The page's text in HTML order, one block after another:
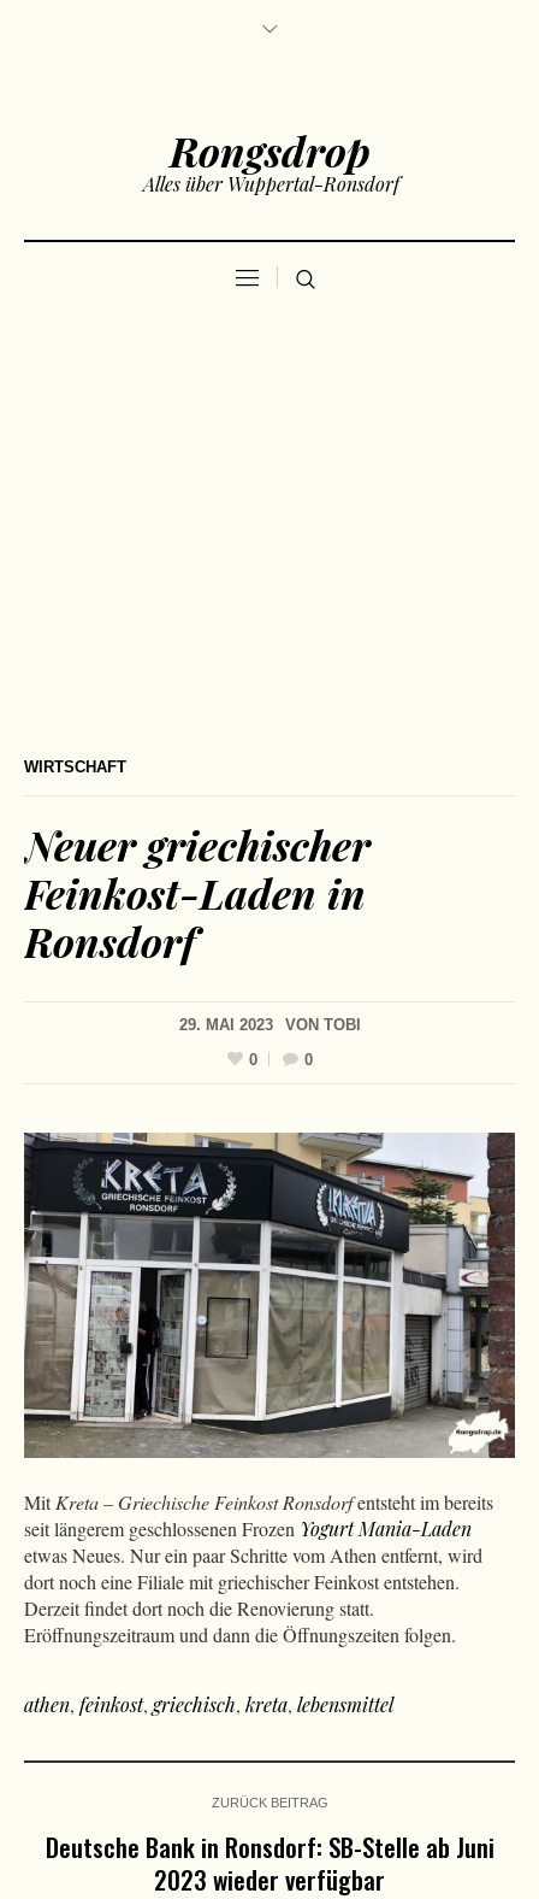
Rongsdrop
Alles über Wuppertal-Ronsdorf
WIRTSCHAFT
Neuer griechischer
Feinkost-Laden in
Ronsdorf
29. MAI 2023 VON TOBI
0
0
MitKreta – Griechische Feinkost Ronsdorfentsteht im bereits
seit längerem geschlossenen Frozen Yogurt Mania-Laden
etwas Neues. Nur ein paar Schritte vom Athen entfernt, wird
dort noch eine Filiale mit griechischer Feinkost entstehen.
Derzeit findet dort noch die Renovierung statt.
Eröffnungszeitraum und dann die Öffnungszeiten folgen.
athen, feinkost, griechisch, kreta, lebensmittel
ZURÜCK BEITRAG
Deutsche Bank in Ronsdorf: SB-Stelle ab Juni
2023 wieder verfügbar